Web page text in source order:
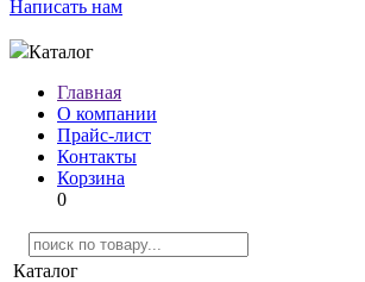
Написать нам
Каталог
Главная
О компании
Прайс-лист
Контакты
Корзина
0
Каталог